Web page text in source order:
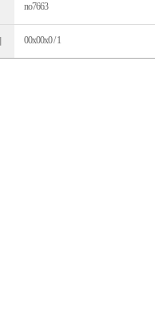
no7663
00x00x0 / 1